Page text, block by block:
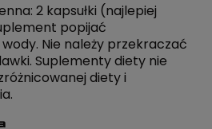
2 kapsułki (najlepiej
popijać
Nie należy przekraczać
Suplementy diety nie
diety i